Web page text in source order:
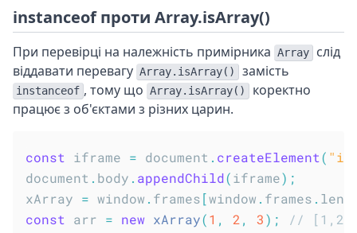
instanceof проти Array.isArray()
При перевірці на належність примірника Array
слід
віддавати перевагу Array.isArray() замість
instanceof , тому що Array.isArray()
коректно
працює з об'єктами з різних царин.
const iframe = document . createElement(
document . body . appendChild(iframe) ;
xArray = window . frames[window . frames .
const arr = new xArray(1 , 2 , 3) ; //